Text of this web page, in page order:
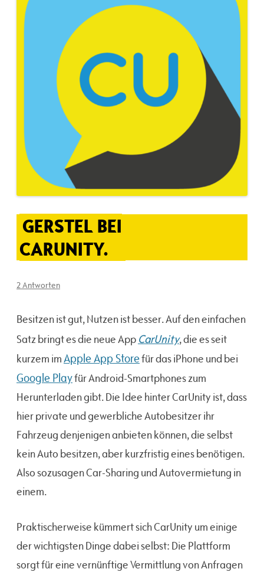
GERSTEL BEI
CARUNITY.
2 Antworten
Besitzen ist gut, Nutzen ist besser. Auf den einfachen
Satz bringt es die neue App CarUnity, die es seit
kurzem imApple App Storefür das iPhone und bei
Google Playfür Android-Smartphones zum
Herunterladen gibt. Die Idee hinter CarUnity ist, dass
hier private und gewerbliche Autobesitzer ihr
Fahrzeug denjenigen anbieten können, die selbst
kein Auto besitzen, aber kurzfristig eines benötigen.
Also sozusagen Car-Sharing und Autovermietung in
einem.
Praktischerweise kümmert sich CarUnity um einige
der wichtigsten Dinge dabei selbst: Die Plattform
sorgt für eine vernünftige Vermittlung von Anfragen